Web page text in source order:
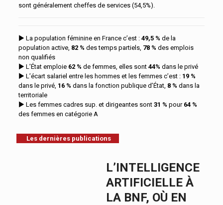
sont généralement cheffes de services (54,5%).
► La population féminine en France c’est : 49,5 % de la
population active, 82 % des temps partiels, 78 % des emplois
non qualifiés
► L’État emploie 62 % de femmes, elles sont 44% dans le privé
► L’écart salariel entre les hommes et les femmes c’est : 19 %
dans le privé, 16 % dans la fonction publique d’État, 8 % dans la
territoriale
► Les femmes cadres sup. et dirigeantes sont 31 % pour 64 %
des femmes en catégorie A
Les dernières publications
L’INTELLIGENCE
ARTIFICIELLE À
LA BNF, OÙ EN